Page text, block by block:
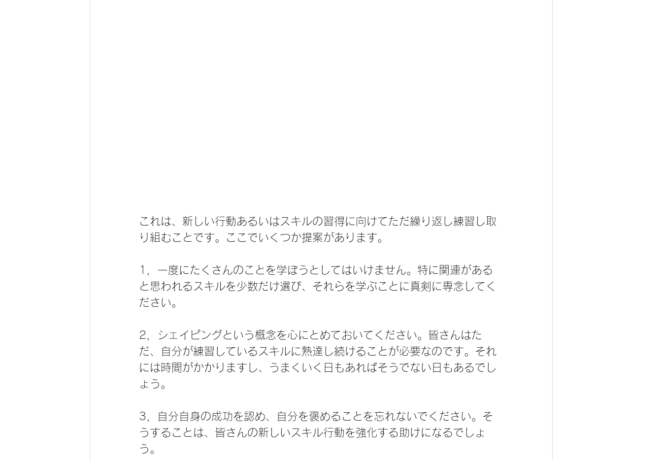
これは、新しい行動あるいはスキルの習得に向けてただ繰り返し練習し取
り組むことです。ここでいくつか提案があります。
1，一度にたくさんのことを学ぼうとしてはいけません。特に関連がある
と思われるスキルを少数だけ選び、それらを学ぶことに真剣に専念してく
ださい。
2，シェイピングという概念を心にとめておいてください。皆さんはた
だ、自分が練習しているスキルに熟達し続けることが必要なのです。それ
には時間がかかりますし、うまくいく日もあればそうでない日もあるでし
ょう。
3，自分自身の成功を認め、自分を褒めることを忘れないでください。そ
うすることは、皆さんの新しいスキル行動を強化する助けになるでしょ
う。